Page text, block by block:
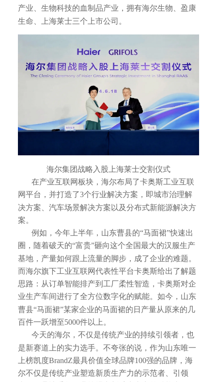
产业、生物科技的血制品产业，拥有海尔生物、盈康
生命、上海莱士三个上市公司。
海尔集团战略入股上海莱士交割仪式
在产业互联网板块，海尔布局了卡奥斯工业互联
网平台，并打造了3个行业解决方案，即城市治理解
决方案、汽车场景解决方案以及分布式新能源解决方
案。
例如，今年上半年，山东曹县的“马面裙”快速出
圈，随着破天的“富贵”砸向这个全国最大的汉服生产
基地，产量如何跟上流量的脚步，成了企业的难题。
而海尔旗下工业互联网代表性平台卡奥斯给出了解题
思路：从订单智能排产到工厂柔性智造，卡奥斯对企
业生产车间进行了全方位数字化的赋能。如今，山东
曹县“马面裙”某家企业的马面裙的日产量从原来的几
百件一跃增至5000件以上。
今天的海尔，不仅是传统产业的持续引领者，也
是新赛道上的实力选手。不夸张的说，作为山东唯一
上榜凯度BrandZ最具价值全球品牌100强的品牌，海
尔不仅是传统产业塑造新质生产力的示范者、引领